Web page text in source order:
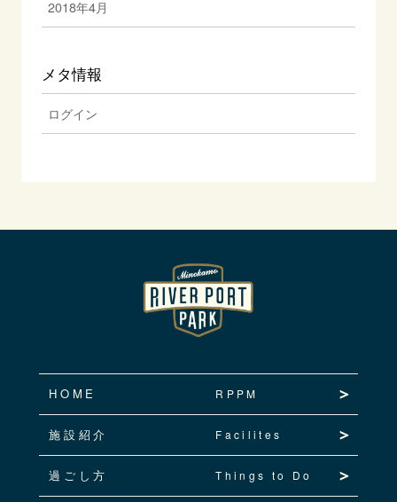
2018年4月
メタ情報
ログイン
HOME RPPM
施設紹介 Facilites
過ごし方 Things to Do